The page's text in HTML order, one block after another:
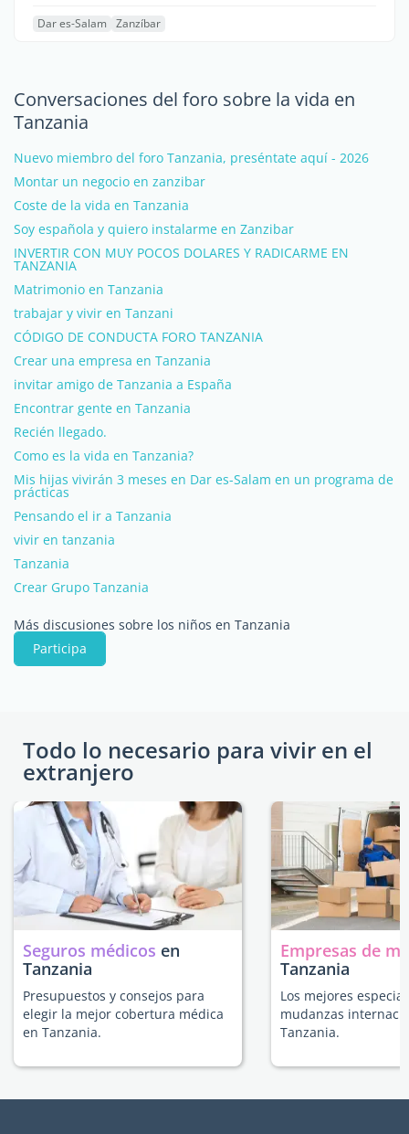
Dar es-Salam Zanzíbar
Conversaciones del foro sobre la vida en
Tanzania
Nuevo miembro del foro Tanzania, preséntate aquí - 2026
Montar un negocio en zanzibar
Coste de la vida en Tanzania
Soy española y quiero instalarme en Zanzibar
INVERTIR CON MUY POCOS DOLARES Y RADICARME EN
TANZANIA
Matrimonio en Tanzania
trabajar y vivir en Tanzani
CÓDIGO DE CONDUCTA FORO TANZANIA
Crear una empresa en Tanzania
invitar amigo de Tanzania a España
Encontrar gente en Tanzania
Recién llegado.
Como es la vida en Tanzania?
Mis hijas vivirán 3 meses en Dar es-Salam en un programa de
prácticas
Pensando el ir a Tanzania
vivir en tanzania
Tanzania
Crear Grupo Tanzania
Más discusiones sobre los niños en Tanzania
Participa
Todo lo necesario para vivir en el
extranjero
Seguros médicos en
Tanzania
Presupuestos y consejos para
elegir la mejor cobertura médica
en Tanzania.
Empresas de
Tanzania
Los mejores
mudanzas
Tanzania.